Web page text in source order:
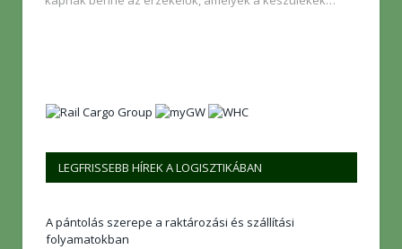
LEGFRISSEBB HÍREK A LOGISZTIKÁBAN
A pántolás szerepe a raktározási és szállítási
folyamatokban